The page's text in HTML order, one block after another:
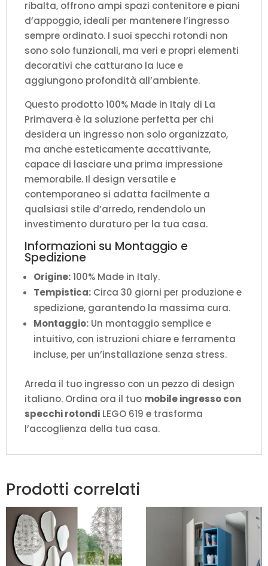
ribalta, offrono ampi spazi contenitore e piani
d’appoggio, ideali per mantenere l’ingresso
sempre ordinato. I suoi specchi rotondi non
sono solo funzionali, ma veri e propri elementi
decorativi che catturano la luce e
aggiungono profondità all’ambiente.
Questo prodotto 100% Made in Italy di La
Primavera è la soluzione perfetta per chi
desidera un ingresso non solo organizzato,
ma anche esteticamente accattivante,
capace di lasciare una prima impressione
memorabile. Il design versatile e
contemporaneo si adatta facilmente a
qualsiasi stile d’arredo, rendendolo un
investimento duraturo per la tua casa.
Informazioni su Montaggio e
Spedizione
Origine:100% Made in Italy.
Tempistica: Circa 30 giorni per produzione e
spedizione, garantendo la massima cura.
Montaggio: Un montaggio semplice e
intuitivo, con istruzioni chiare e ferramenta
incluse, per un’installazione senza stress.
Arreda il tuo ingresso con un pezzo di design
italiano. Ordina ora il tuo mobile ingresso con
specchi rotondi LEGO 619 e trasforma
l’accoglienza della tua casa.
Prodotti correlati